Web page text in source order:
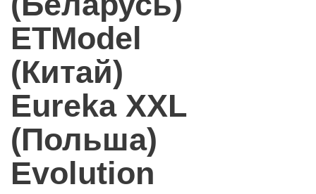
ETModel
(Китай)
Eureka XXL
(Польша)
Evolution